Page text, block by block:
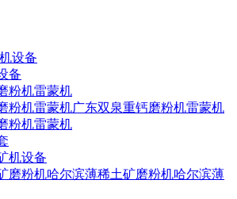
设备
备
粉机雷蒙机
粉机雷蒙机广东双泉重钙磨粉机雷蒙机
粉机雷蒙机
机设备
磨粉机哈尔滨薄稀土矿磨粉机哈尔滨薄